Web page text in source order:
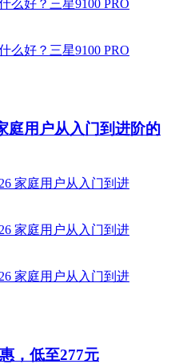
庭用户从入门到进阶的
，低至277元